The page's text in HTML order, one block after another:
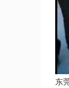
东